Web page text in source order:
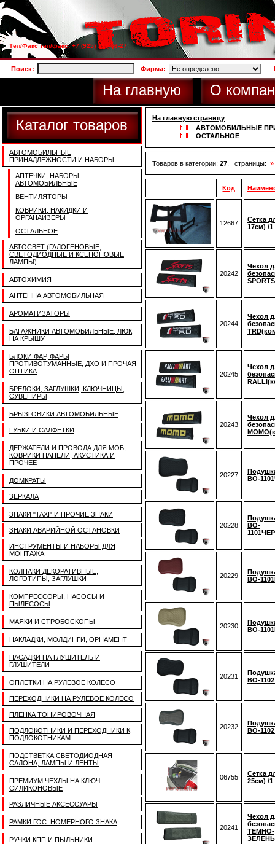
Тел/Факс тел/факс: +7 (925) 733-66-27
Поиск: Фирма:
На главную О
Каталог товаров
АВТОМОБИЛЬНЫЕ
ПРИНАДЛЕЖНОСТИ И НАБОРЫ
АПТЕЧКИ, НАБОРЫ
АВТОМОБИЛЬНЫЕ
ВЕНТИЛЯТОРЫ
КОВРИКИ, НАКИДКИ И
ОРГАНАЙЗЕРЫ
ОСТАЛЬНОЕ
АВТОСВЕТ (ГАЛОГЕНОВЫЕ,
СВЕТОДИОДНЫЕ И КСЕНОНОВЫЕ
ЛАМПЫ)
АВТОХИМИЯ
АНТЕННА АВТОМОБИЛЬНАЯ
АРОМАТИЗАТОРЫ
БАГАЖНИКИ АВТОМОБИЛЬНЫЕ, ЛЮК
НА КРЫШУ
БЛОКИ ФАР, ФАРЫ
ПРОТИВОТУМАННЫЕ, ДХО И ПРОЧАЯ
ОПТИКА
БРЕЛОКИ, ЗАГЛУШКИ, КЛЮЧНИЦЫ,
СУВЕНИРЫ
БРЫЗГОВИКИ АВТОМОБИЛЬНЫЕ
ГУБКИ И САЛФЕТКИ
ДЕРЖАТЕЛИ И ПРОВОДА ДЛЯ МОБ,
КОВРИКИ ПАНЕЛИ, АКУСТИКА И
ПРОЧЕЕ
ДОМКРАТЫ
ЗЕРКАЛА
ЗНАКИ "TAXI" И ПРОЧИЕ ЗНАКИ
ЗНАКИ АВАРИЙНОЙ ОСТАНОВКИ
ИНСТРУМЕНТЫ И НАБОРЫ ДЛЯ
МОНТАЖА
КОЛПАКИ ДЕКОРАТИВНЫЕ,
ЛОГОТИПЫ, ЗАГЛУШКИ
КОМПРЕССОРЫ, НАСОСЫ И
ПЫЛЕСОСЫ
МАЯКИ И СТРОБОСКОПЫ
НАКЛАДКИ, МОЛДИНГИ, ОРНАМЕНТ
НАСАДКИ НА ГЛУШИТЕЛЬ И
ГЛУШИТЕЛИ
ОПЛЕТКИ НА РУЛЕВОЕ КОЛЕСО
ПЕРЕХОДНИКИ НА РУЛЕВОЕ КОЛЕСО
ПЛЕНКА ТОНИРОВОЧНАЯ
ПОДЛОКОТНИКИ И ПЕРЕХОДНИКИ К
ПОДЛОКОТНИКАМ
ПОДСТВЕТКА СВЕТОДИОДНАЯ
САЛОНА, ЛАМПЫ И ЛЕНТЫ
ПРЕМИУМ ЧЕХЛЫ НА КЛЮЧ
СИЛИКОНОВЫЕ
РАЗЛИЧНЫЕ АКСЕССУАРЫ
РАМКИ ГОС. НОМЕРНОГО ЗНАКА
РУЧКИ КПП И ПЫЛЬНИКИ
На главную страницу
АВТОМОБИЛЬНЫЕ
ОСТАЛЬНОЕ
Товаров в категории: 27 , страницы: »
Код
12667
Сетка
17см) /1
20242
Чехол
20244
Чехол
20245
Чехол
20243
Чехол
20227
BO-
20228
BO-
20229
BO-
20230
BO-
20231
BO-
20232
BO-
06755
Сетка
25см) /1
20241
Чехол
ТЕМНО-